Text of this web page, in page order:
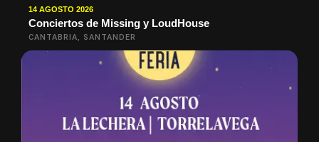
14 AGOSTO 2026
Conciertos de Missing y LoudHouse
CANTABRIA, SANTANDER